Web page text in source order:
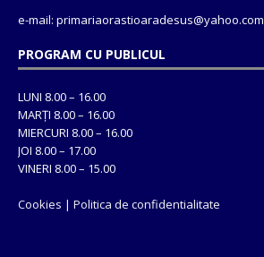
e-mail: primariaorastioaradesus@yahoo.com
PROGRAM CU PUBLICUL
LUNI 8.00 – 16.00
MARȚI 8.00 – 16.00
MIERCURI 8.00 – 16.00
JOI 8.00 – 17.00
VINERI 8.00 – 15.00
Cookies | Politica de confidentialitate